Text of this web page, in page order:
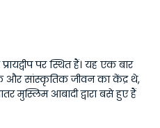
पर स्थित हैं। यह एक बार
और सांस्कृतिक जीवन का केंद्र थे,
मुस्लिम आबादी द्वारा बसे हुए हैं